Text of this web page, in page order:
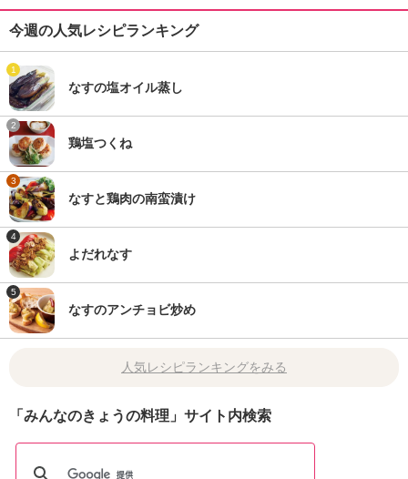
今週の人気レシピランキング
1
なすの塩オイル蒸し
2
鶏塩つくね
3
なすと鶏肉の南蛮漬け
4
よだれなす
5
なすのアンチョビ炒め
人気レシピランキングをみる
「みんなのきょうの料理」サイト内検索